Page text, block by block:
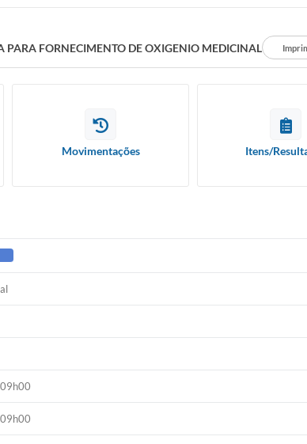
PARA FORNECIMENTO DE OXIGENIO MEDICINAL
Movimentações Itens/